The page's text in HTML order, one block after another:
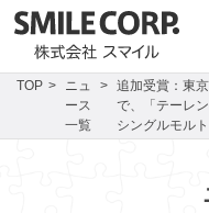
TOP
ニュ
ース
一覧
追加受賞：東
で、「テーレ
シングルモル